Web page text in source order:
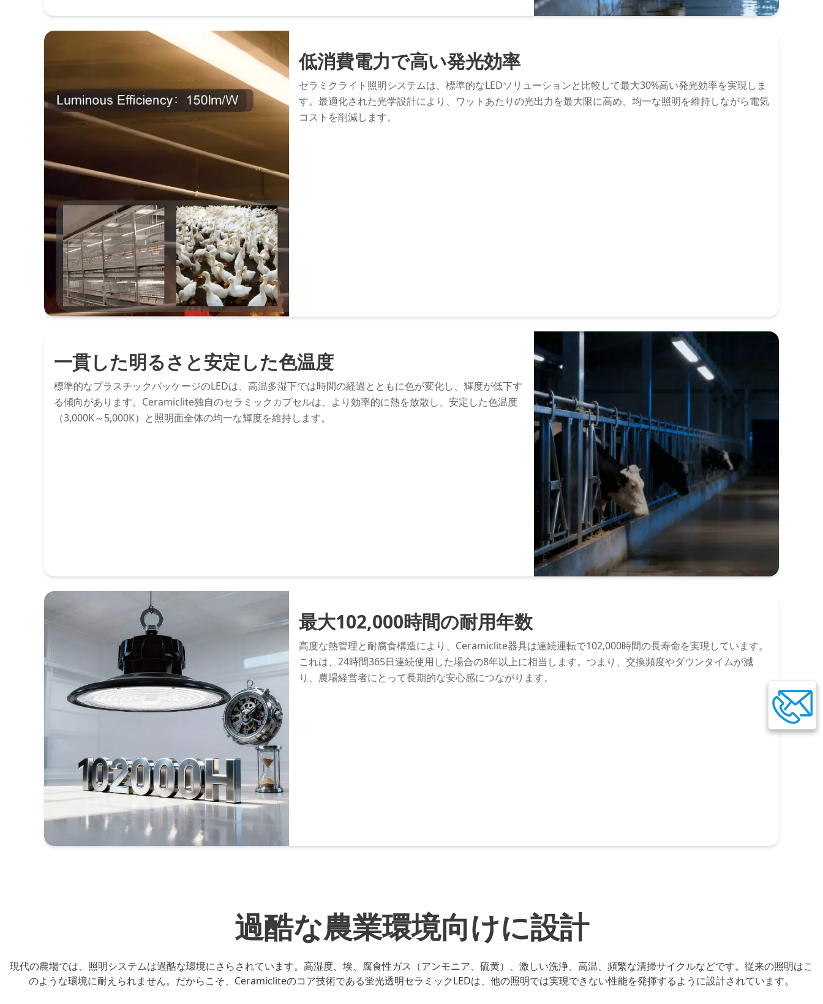
低消費電力で高い発光効率
セラミクライト照明システムは、標準的なLEDソリューションと比較して最大30%高い発光効率を実現しま
す。最適化された光学設計により、ワットあたりの光出力を最大限に高め、均一な照明を維持しながら電気
コストを削減します。
一貫した明るさと安定した色温度
標準的なプラスチックパッケージのLEDは、高温多湿下では時間の経過とともに色が変化し、輝度が低下す
る傾向があります。Ceramiclite独自のセラミックカプセルは、より効率的に熱を放散し、安定した色温度
（3,000K～5,000K）と照明面全体の均一な輝度を維持します。
最大102,000時間の耐用年数
高度な熱管理と耐腐食構造により、Ceramiclite器具は連続運転で102,000時間の長寿命を実現しています。
これは、24時間365日連続使用した場合の8年以上に相当します。つまり、交換頻度やダウンタイムが減
り、農場経営者にとって長期的な安心感につながります。
過酷な農業環境向けに設計
現代の農場では、照明システムは過酷な環境にさらされています。高湿度、埃、腐食性ガス（アンモニア、硫黄）、激しい洗浄、高温、頻繁な清掃サイクルなどです。従来の照明はこ
のような環境に耐えられません。だからこそ、Ceramicliteのコア技術である蛍光透明セラミックLEDは、他の照明では実現できない性能を発揮するように設計されています。